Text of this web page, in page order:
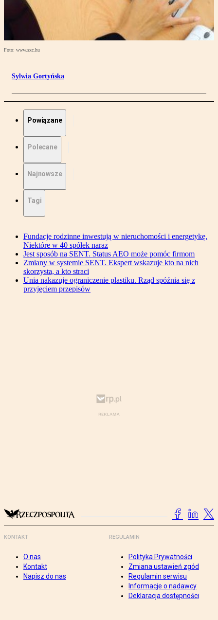
Foto: www.sxc.hu
Sylwia Gortyńska
Powiązane
Polecane
Najnowsze
Tagi
Fundacje rodzinne inwestują w nieruchomości i energetykę.
Niektóre w 40 spółek naraz
Jest sposób na SENT. Status AEO może pomóc firmom
Zmiany w systemie SENT. Ekspert wskazuje kto na nich
skorzysta, a kto straci
Unia nakazuje ograniczenie plastiku. Rząd spóźnia się z
przyjęciem przepisów
KONTAKT
O nas
Kontakt
Napisz do nas
REGULAMIN
Polityka Prywatności
Zmiana ustawień zgód
Regulamin serwisu
Informacje o nadawcy
Deklaracja dostępności